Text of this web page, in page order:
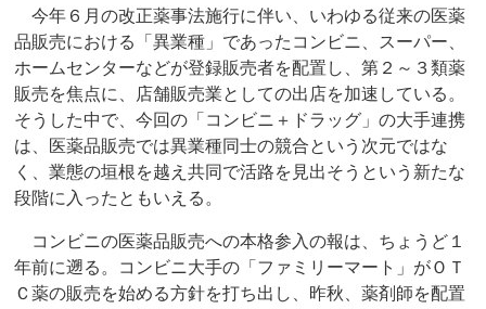
今年６月の改正薬事法施行に伴い、いわゆる従来の医薬
品販売における「異業種」であったコンビニ、スーパー、
ホームセンターなどが登録販売者を配置し、第２～３類薬
販売を焦点に、店舗販売業としての出店を加速している。
そうした中で、今回の「コンビニ＋ドラッグ」の大手連携
は、医薬品販売では異業種同士の競合という次元ではな
く、業態の垣根を越え共同で活路を見出そうという新たな
段階に入ったともいえる。
コンビニの医薬品販売への本格参入の報は、ちょうど１
年前に遡る。コンビニ大手の「ファミリーマート」がＯＴ
Ｃ薬の販売を始める方針を打ち出し、昨秋、薬剤師を配置